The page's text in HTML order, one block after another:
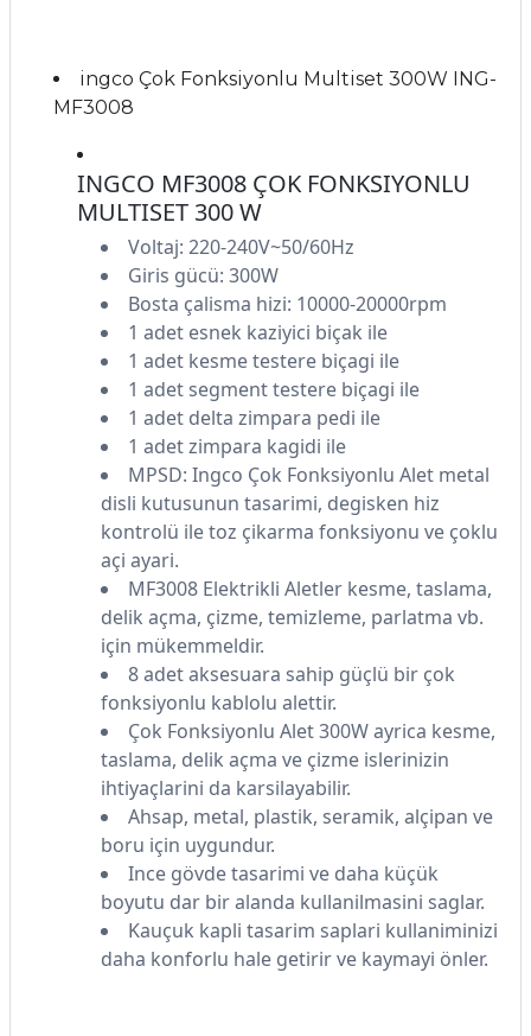
ingco Çok Fonksiyonlu Multiset 300W ING-
MF3008
INGCO MF3008 ÇOK FONKSIYONLU
MULTISET 300 W
Voltaj: 220-240V~50/60Hz
Giris gücü: 300W
Bosta çalisma hizi: 10000-20000rpm
1 adet esnek kaziyici biçak ile
1 adet kesme testere biçagi ile
1 adet segment testere biçagi ile
1 adet delta zimpara pedi ile
1 adet zimpara kagidi ile
MPSD: Ingco Çok Fonksiyonlu Alet metal
disli kutusunun tasarimi, degisken hiz
kontrolü ile toz çikarma fonksiyonu ve çoklu
açi ayari.
MF3008 Elektrikli Aletler kesme, taslama,
delik açma, çizme, temizleme, parlatma vb.
için mükemmeldir.
8 adet aksesuara sahip güçlü bir çok
fonksiyonlu kablolu alettir.
Çok Fonksiyonlu Alet 300W ayrica kesme,
taslama, delik açma ve çizme islerinizin
ihtiyaçlarini da karsilayabilir.
Ahsap, metal, plastik, seramik, alçipan ve
boru için uygundur.
Ince gövde tasarimi ve daha küçük
boyutu dar bir alanda kullanilmasini saglar.
Kauçuk kapli tasarim saplari kullaniminizi
daha konforlu hale getirir ve kaymayi önler.